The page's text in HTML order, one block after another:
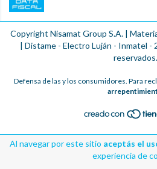
Al navegar por este sitio aceptás el
experiencia de
Copyright Nisamat Group S.A. |
| Distame - Electro Luján - Inmatel -
reservados.
Defensa de las y los consumidores. Para